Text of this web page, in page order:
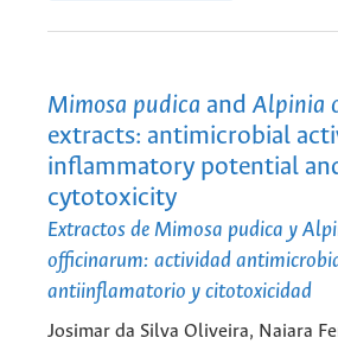
Mimosa pudica andAlpinia
extracts: antimicrobial
inflammatory potential
cytotoxicity
Extractos de Mimosa pudica y
officinarum: actividad
antiinflamatorio y citotoxicidad
Josimar da Silva Oliveira, Naiara